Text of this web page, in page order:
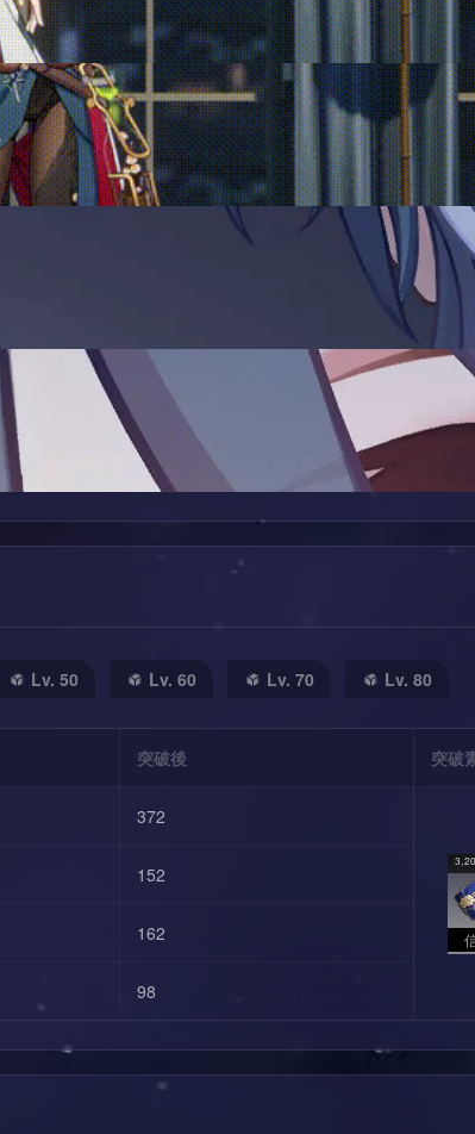
Lv. 50 Lv. 60 Lv. 70 Lv. 80
突破後 突破
372
152
162
98